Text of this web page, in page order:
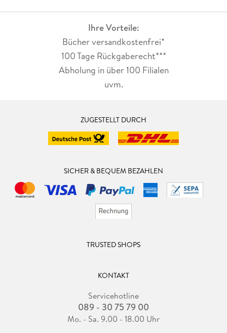
Ihre Vorteile:
Bücher versandkostenfrei*
100 Tage Rückgaberecht***
Abholung in über 100 Filialen
uvm.
ZUGESTELLT DURCH
SICHER & BEQUEM BEZAHLEN
TRUSTED SHOPS
KONTAKT
Servicehotline
089 - 30 75 79 00
Mo. - Sa. 9.00 - 18.00 Uhr